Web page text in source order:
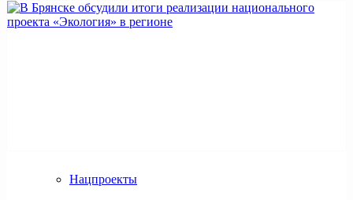
Нацпроекты